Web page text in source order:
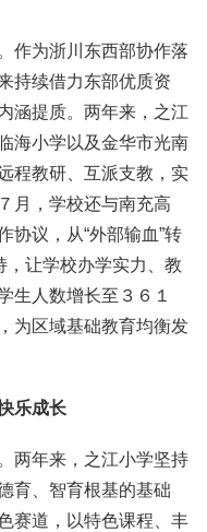
作为浙川东西部协作落
持续借力东部优质资
涵提质。两年来，之江
海小学以及金华市光南
程教研、互派支教，实
月，学校还与南充高
协议，从“外部输血”转
，让学校办学实力、教
生人数增长至３６１
为区域基础教育均衡发
乐成长
两年来，之江小学坚持
育、智育根基的基础
赛道，以特色课程、丰